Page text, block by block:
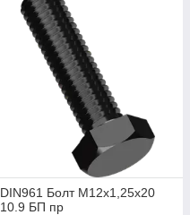
DIN961 Болт М12х1,25х20
10.9 БП пр